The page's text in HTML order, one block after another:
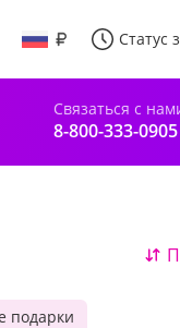
Статус
Связаться с
8-800-333-0905
подарки